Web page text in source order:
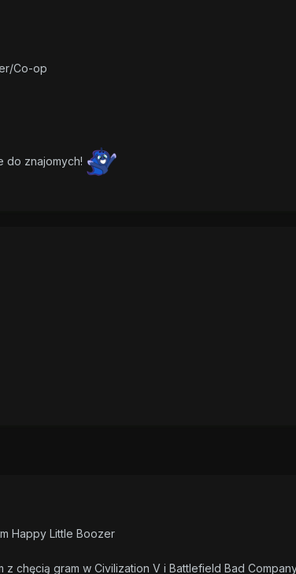
Co-op
do znajomych!
Happy Little Boozer
chęcią gram w Civilization V i Battlefield Bad